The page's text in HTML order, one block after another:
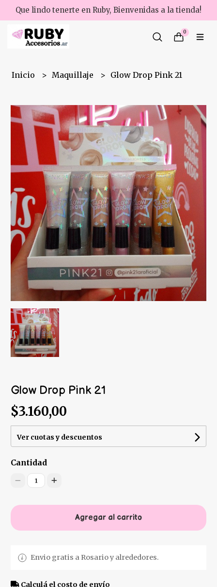
Que lindo tenerte en Ruby, Bienvenidas a la tienda!
0
Inicio Maquillaje Glow Drop Pink 21
Glow Drop Pink 21
$3.160,00
Ver cuotas y descuentos
Cantidad
1
Agregar al carrito
Envio gratis a Rosario y alrededores.
Calculá el costo de envío